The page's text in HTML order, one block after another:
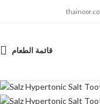
قائمة الطعام